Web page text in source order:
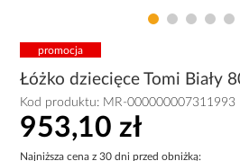
promocja
Łóżko dziecięce Tomi Biały
Kod produktu: MR-000000007311993
953,10 zł
Najniższa cena z 30 dni przed obniżką: